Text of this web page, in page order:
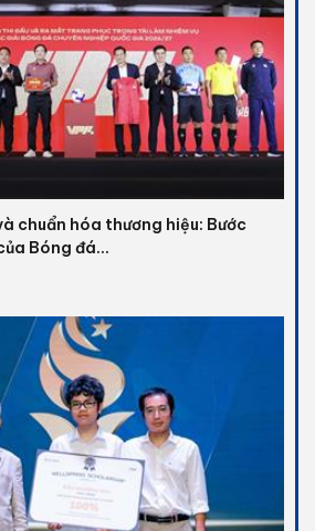
chuẩn hóa thương hiệu: Bước
Bóng đá...